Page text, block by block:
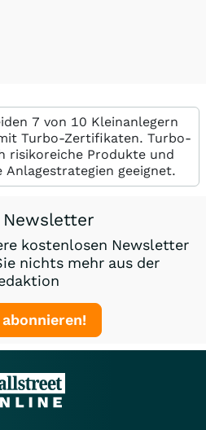
7 von 10 Kleinanlegern
Turbo-Zertifikaten. Turbo-
risikoreiche Produkte und
geeignet.
Newsletter
kostenlosen Newsletter
nichts mehr aus der